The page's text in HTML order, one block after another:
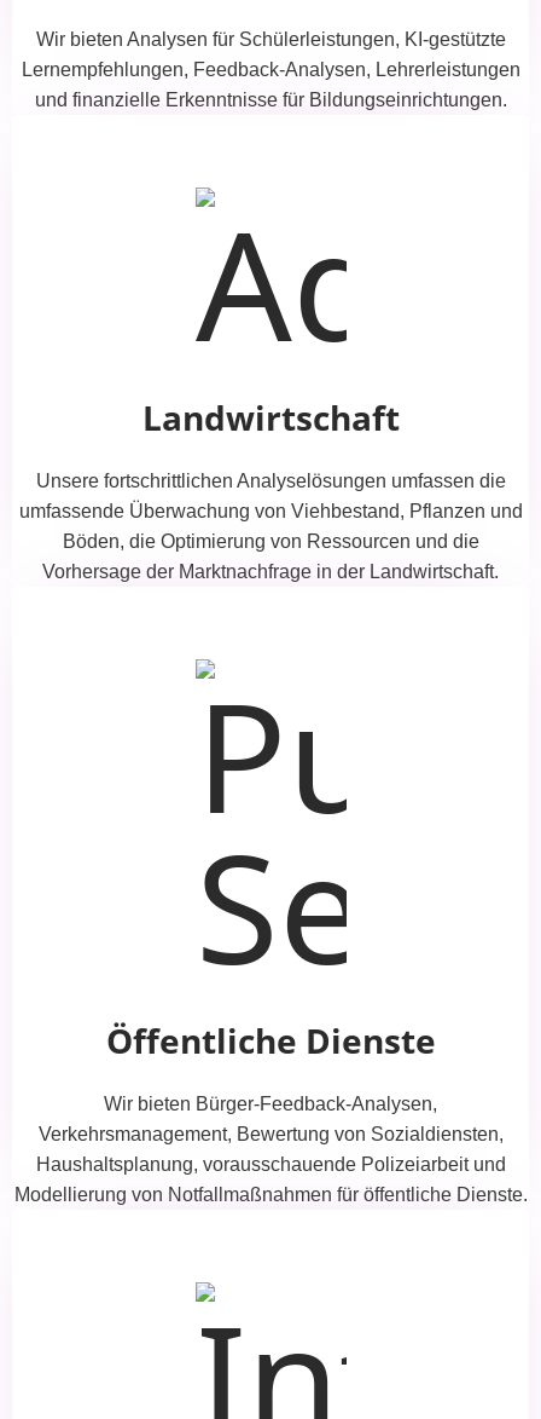
Wir bieten Analysen für Schülerleistungen, KI-gestützte
Lernempfehlungen, Feedback-Analysen, Lehrerleistungen
und finanzielle Erkenntnisse für Bildungseinrichtungen.
Landwirtschaft
Unsere fortschrittlichen Analyselösungen umfassen die
umfassende Überwachung von Viehbestand, Pflanzen und
Böden, die Optimierung von Ressourcen und die
Vorhersage der Marktnachfrage in der Landwirtschaft.
Öffentliche Dienste
Wir bieten Bürger-Feedback-Analysen,
Verkehrsmanagement, Bewertung von Sozialdiensten,
Haushaltsplanung, vorausschauende Polizeiarbeit und
Modellierung von Notfallmaßnahmen für öffentliche Dienste.